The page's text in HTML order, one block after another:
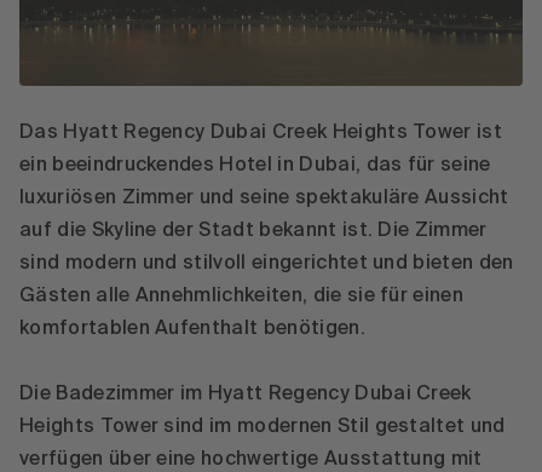
Das Hyatt Regency Dubai Creek Heights Tower ist
ein beeindruckendes Hotel in Dubai, das für seine
luxuriösen Zimmer und seine spektakuläre Aussicht
auf die Skyline der Stadt bekannt ist. Die Zimmer
sind modern und stilvoll eingerichtet und bieten den
Gästen alle Annehmlichkeiten, die sie für einen
komfortablen Aufenthalt benötigen.
Die Badezimmer im Hyatt Regency Dubai Creek
Heights Tower sind im modernen Stil gestaltet und
verfügen über eine hochwertige Ausstattung mit